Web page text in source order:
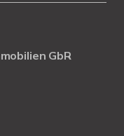
GbR